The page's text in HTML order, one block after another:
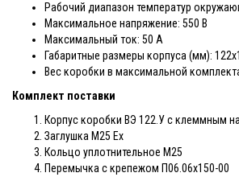
Рабочий диапазон температур
Максимальное напряжение: 550 В
Максимальный ток: 50 А
Габаритные размеры корпуса (мм):
Вес коробки в максимальной
Комплект поставки
Корпус коробки ВЭ 122.У с клеммным
Заглушка М25 Ex
Кольцо уплотнительное М25
Перемычка с крепежом П06.06х150-00